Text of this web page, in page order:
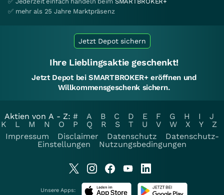
✅ mehr als 25 Jahre Marktpräsenz
Jetzt Depot sichern
Ihre Lieblingsaktie geschenkt!
Jetzt Depot bei SMARTBROKER+ eröffnen und
Willkommensgeschenk sichern.
Aktien von A - Z: # A B C D E F G H I
J
K
L M N O P Q R S T U V W X Y
Z
Impressum
Disclaimer Datenschutz
Datenschutz-
Einstellungen
Nutzungsbedingungen
Unsere Apps: